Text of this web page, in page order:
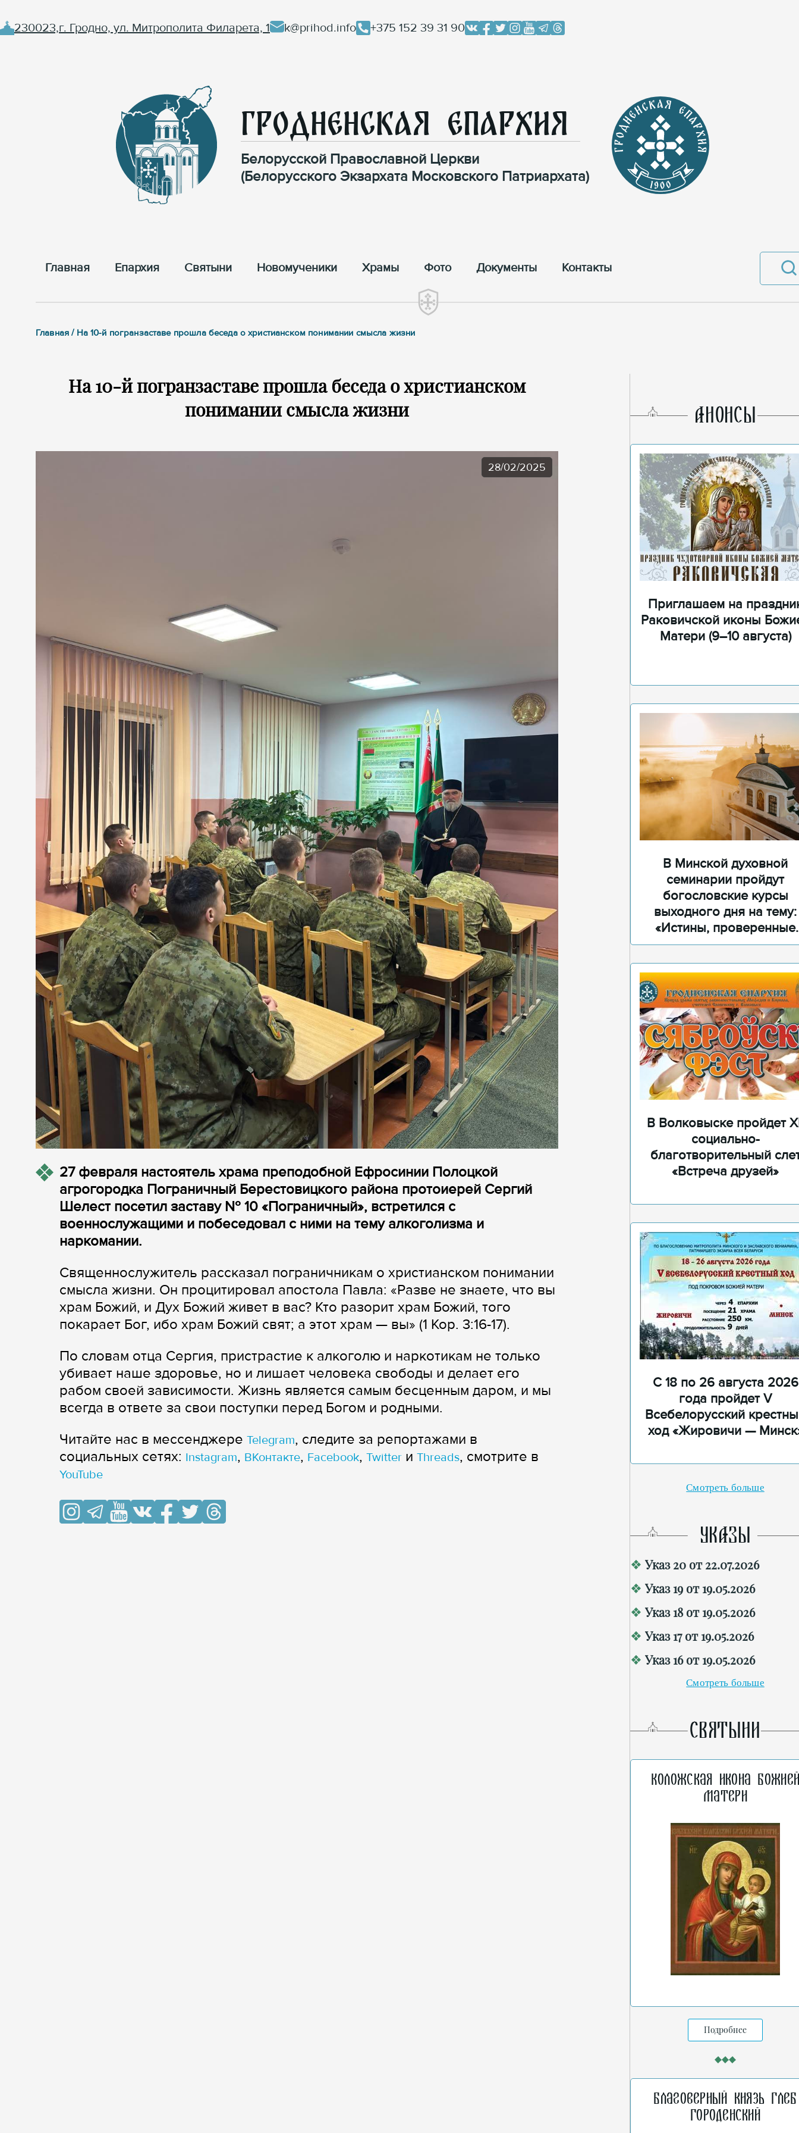
230023,г. Гродно, ул. Митрополита Филарета, 1 k@prihod.info +375 152 39 31 90
Гродненская Епархия
Белорусской Православной Церкви
(Белорусского Экзархата Московского Патриархата)
Главная Епархия Cвятыни Новомученики Храмы Фото Документы Контакты
Главная / На 10-й погранзаставе прошла беседа о христианском понимании смысла жизни
На 10-й погранзаставе прошла беседа о христианском
понимании смысла жизни
28/02/2025
27 февраля настоятель храма преподобной Ефросинии Полоцкой
агрогородка Пограничный Берестовицкого района протоиерей Сергий
Шелест посетил заставу № 10 «Пограничный», встретился с
военнослужащими и побеседовал с ними на тему алкоголизма и
наркомании.
Священнослужитель рассказал пограничникам о христианском понимании
смысла жизни. Он процитировал апостола Павла: «Разве не знаете, что вы
храм Божий, и Дух Божий живет в вас? Кто разорит храм Божий, того
покарает Бог, ибо храм Божий свят; а этот храм — вы» (1 Кор. 3:16-17).
По словам отца Сергия, пристрастие к алкоголю и наркотикам не только
убивает наше здоровье, но и лишает человека свободы и делает его
рабом своей зависимости. Жизнь является самым бесценным даром, и мы
всегда в ответе за свои поступки перед Богом и родными.
Читайте нас в мессенджере Telegram, следите за репортажами в
cоциальных сетях: Instagram, ВКонтакте, Facebook, Twitter и Threads, смотрите в
YouTube
AНОНСЫ
Приглашаем на
Раковичской иконы
Матери (9–10 августа)
В Минской духовной
семинарии пройдут
богословские курсы
выходного дня на тему:
«Истины, проверенные
временем»
В Волковыске пройдет
социально-
благотворительный
«Встреча друзей»
С 18 по 26 августа 2026
года пройдет V
Всебелорусский
ход «Жировичи —
Смотреть больше
УКАЗЫ
Указ 20 от 22.07.2026
Указ 19 от 19.05.2026
Указ 18 от 19.05.2026
Указ 17 от 19.05.2026
Указ 16 от 19.05.2026
Смотреть больше
СВЯТЫНИ
Коложская икона
Матери
Подробнее
Благоверный князь Глеб
Городенский